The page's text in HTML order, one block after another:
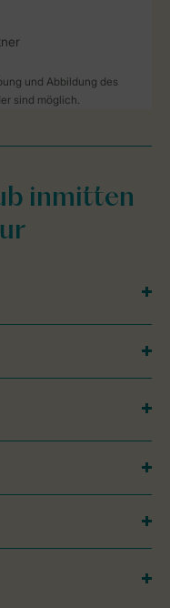
und Abbildung des
sind möglich.
inmitten